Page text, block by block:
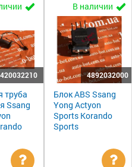
труба
Ssang
В наличии
4892032000
Блок ABS Ssang
Yong Actyon
Sports Korando
Sports